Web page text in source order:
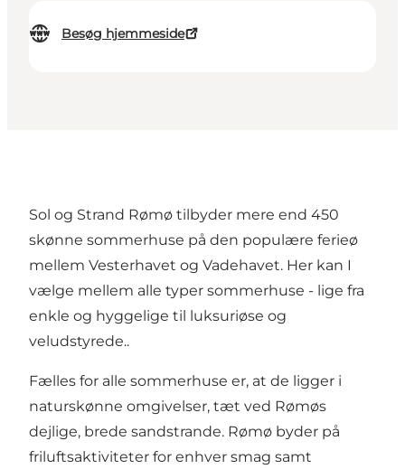
Besøg hjemmeside
Sol og Strand Rømø tilbyder mere end 450
skønne sommerhuse på den populære ferieø
mellem Vesterhavet og Vadehavet. Her kan I
vælge mellem alle typer sommerhuse - lige fra
enkle og hyggelige til luksuriøse og
veludstyrede..
Fælles for alle sommerhuse er, at de ligger i
naturskønne omgivelser, tæt ved Rømøs
dejlige, brede sandstrande. Rømø byder på
friluftsaktiviteter for enhver smag samt